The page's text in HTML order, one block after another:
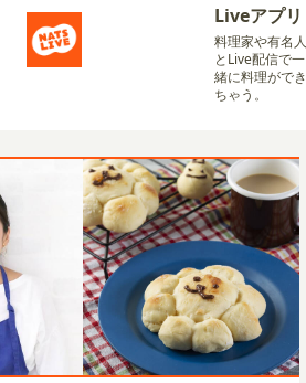
Liveアプリ
料理家や有名人
とLive配信で一
緒に料理ができ
ちゃう。